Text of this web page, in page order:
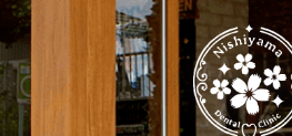
052-703-
9:30～12:30/14:00～
休診日:木曜、日曜、祝日